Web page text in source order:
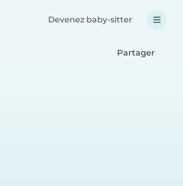
Devenez baby-sitter
Partager